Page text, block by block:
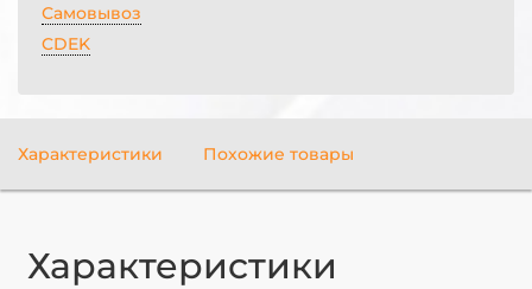
Самовывоз
CDEK
Характеристики Похожие товары
Характеристики